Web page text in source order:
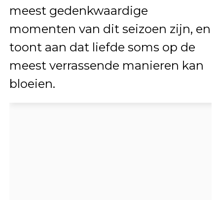
meest gedenkwaardige
momenten van dit seizoen zijn, en
toont aan dat liefde soms op de
meest verrassende manieren kan
bloeien.